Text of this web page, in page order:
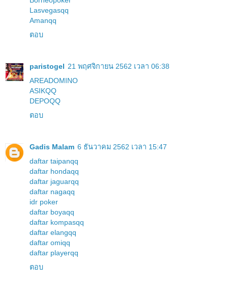
Lasvegasqq
Amanqq
ตอบ
paristogel 21 พฤศจิกายน 2562 เวลา 06:38
AREADOMINO
ASIKQQ
DEPOQQ
ตอบ
Gadis Malam 6 ธันวาคม 2562 เวลา 15:47
daftar taipanqq
daftar hondaqq
daftar jaguarqq
daftar nagaqq
idr poker
daftar boyaqq
daftar kompasqq
daftar elangqq
daftar omiqq
daftar playerqq
ตอบ